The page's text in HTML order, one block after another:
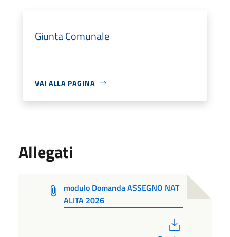
Giunta Comunale
VAI ALLA PAGINA
Allegati
modulo Domanda ASSEGNO NAT
ALITA 2026